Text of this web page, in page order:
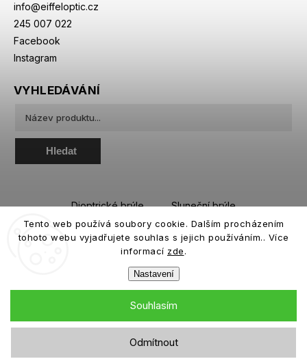
Tento web používá soubory cookie. Dalším procházením
tohoto webu vyjadřujete souhlas s jejich používáním.. Více
informací zde.
Nastavení
Odmítnout
Souhlasím
info@eiffeloptic.cz
245 007 022
Facebook
Instagram
VYHLEDÁVÁNÍ
Hledat
Dioptrické brýle
Sluneční brýle
Sportovní brýle
Kontaktní čočky
Roztoky a oční kapky
Copyright 2026eiffeloptic.cz. Všechna práva vyhrazena.